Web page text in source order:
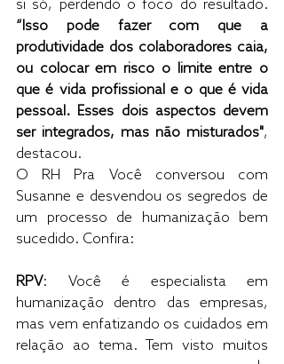
“Isso pode fazer com que a
produtividade dos colaboradores caia,
ou colocar em risco o limite entre o
que é vida profissional e o que é vida
pessoal. Esses dois aspectos devem
ser integrados, mas não misturados",
destacou.
O RH Pra Você conversou com
Susanne e desvendou os segredos de
um processo de humanização bem
sucedido. Confira:
RPV: Você é especialista em
humanização dentro das empresas,
mas vem enfatizando os cuidados em
relação ao tema. Tem visto muitos